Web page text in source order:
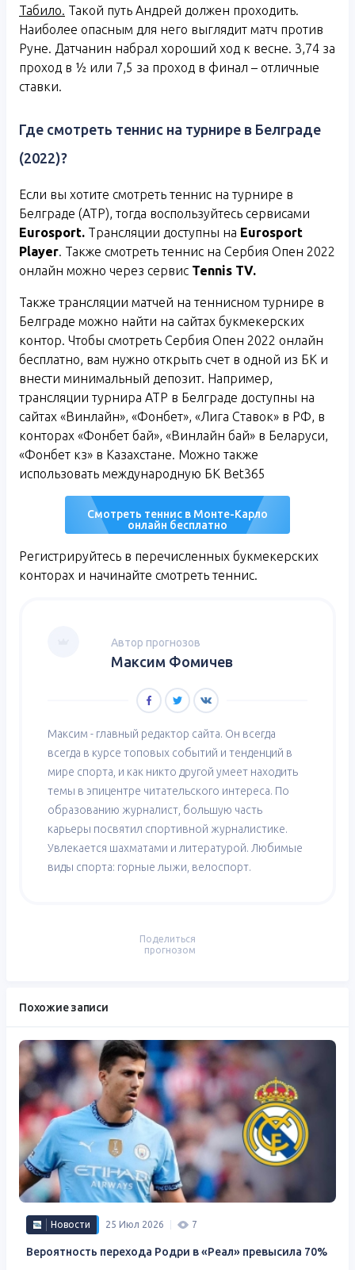
Табило. Такой путь Андрей должен проходить.
Наиболее опасным для него выглядит матч против
Руне. Датчанин набрал хороший ход к весне. 3,74 за
проход в ½ или 7,5 за проход в финал – отличные
ставки.
Где смотреть теннис на турнире в Белграде
(2022)?
Если вы хотите смотреть теннис на турнире в
Белграде (ATP), тогда воспользуйтесь сервисами
Eurosport. Трансляции доступны на Eurosport
Player. Также смотреть теннис на Сербия Опен 2022
онлайн можно через сервис Tennis TV.
Также трансляции матчей на теннисном турнире в
Белграде можно найти на сайтах букмекерских
контор. Чтобы смотреть Сербия Опен 2022 онлайн
бесплатно, вам нужно открыть счет в одной из БК и
внести минимальный депозит. Например,
трансляции турнира ATP в Белграде доступны на
сайтах «Винлайн», «Фонбет», «Лига Ставок» в РФ, в
конторах «Фонбет бай», «Винлайн бай» в Беларуси,
«Фонбет кз» в Казахстане. Можно также
использовать международную БК Bet365
Смотреть теннис в Монте-Карло
онлайн бесплатно
Регистрируйтесь в перечисленных букмекерских
конторах и начинайте смотреть теннис.
Автор прогнозов
Максим Фомичев
Максим - главный редактор сайта. Он всегда
всегда в курсе топовых событий и тенденций в
мире спорта, и как никто другой умеет находить
темы в эпицентре читательского интереса. По
образованию журналист, большую часть
карьеры посвятил спортивной журналистике.
Увлекается шахматами и литературой. Любимые
виды спорта: горные лыжи, велоспорт.
Поделиться
прогнозом
Похожие записи
Новости 25 Июл 2026 7
Вероятность перехода Родри в «Реал» превысила 70%